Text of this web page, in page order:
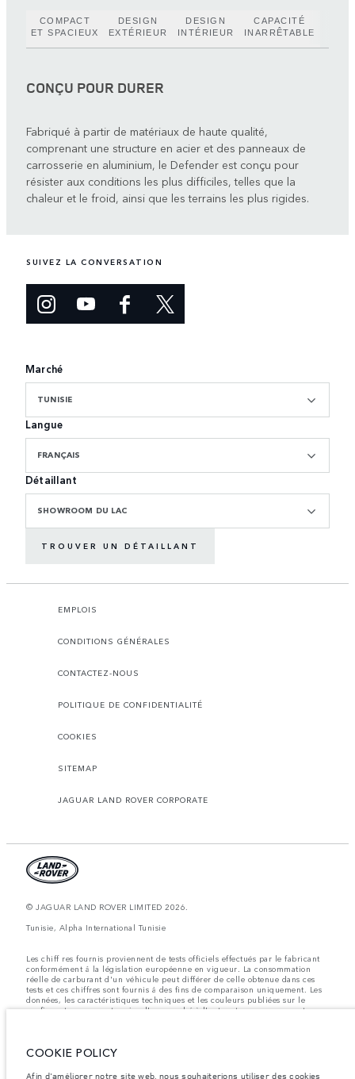
COMPACT
ET SPACIEUX
DESIGN
EXTÉRIEUR
DESIGN
INTÉRIEUR
CAPACITÉ
INARRÊTABLE
CONÇU POUR DURER
Fabriqué à partir de matériaux de haute qualité,
comprenant une structure en acier et des panneaux de
carrosserie en aluminium, le Defender est conçu pour
résister aux conditions les plus difficiles, telles que la
chaleur et le froid, ainsi que les terrains les plus rigides.
SUIVEZ LA CONVERSATION
Marché
TUNISIE
Langue
FRANÇAIS
Détaillant
SHOWROOM DU LAC
TROUVER UN DÉTAILLANT
EMPLOIS
CONDITIONS GÉNÉRALES
CONTACTEZ-NOUS
POLITIQUE DE CONFIDENTIALITÉ
COOKIES
SITEMAP
JAGUAR LAND ROVER CORPORATE
© JAGUAR LAND ROVER LIMITED 2026.
Tunisie, Alpha International Tunisie
Les chiff res fournis proviennent de tests officiels effectués par le fabricant
conformément å la législation européenne en vigueur. La consommation
réelle de carburant d'un véhicule peut différer de celle obtenue dans ces
tests et ces chiffres sont fournis å des fins de comparaison uniquement. Les
données, les caractéristiques techniques et les couleurs publiées sur le
configurateur peuvent varier d'un marché à l'autre et ne comprennent pas
Les poids indiqués correspondent à des spécifications de véhicule standard.
affecteront la charge utile. Assurez-vous que le poids total en charge du
COOKIE POLICY
Afin d'améliorer notre site web, nous souhaiterions utiliser des cookies